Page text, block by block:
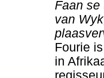
Faan se
van
Fourie
in